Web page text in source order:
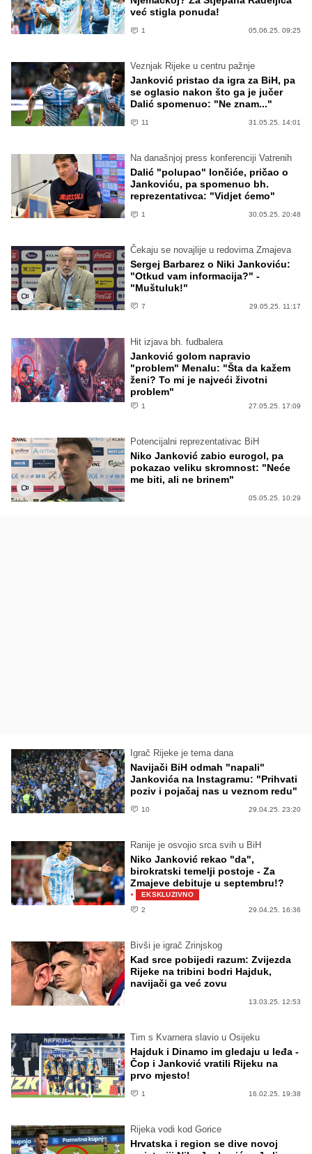
već stigla ponuda!
1 05.06.25. 09:25
Veznjak Rijeke u centru pažnje
Janković pristao da igra za BiH, pa
se oglasio nakon što ga je jučer
Dalić spomenuo: "Ne znam..."
11 31.05.25. 14:01
Na današnjoj press konferenciji Vatrenih
Dalić "polupao" lončiće, pričao o
Jankoviću, pa spomenuo bh.
reprezentativca: "Vidjet ćemo"
1 30.05.25. 20:48
Čekaju se novajlije u redovima Zmajeva
Sergej Barbarez o Niki Jankoviću:
"Otkud vam informacija?" -
"Muštuluk!"
7 29.05.25. 11:17
Hit izjava bh. fudbalera
Janković golom napravio
"problem" Menalu: "Šta da kažem
ženi? To mi je najveći životni
problem"
1 27.05.25. 17:09
Potencijalni reprezentativac BiH
Niko Janković zabio eurogol, pa
pokazao veliku skromnost: "Neće
me biti, ali ne brinem"
05.05.25. 10:29
Igrač Rijeke je tema dana
Navijači BiH odmah "napali"
Jankovića na Instagramu: "Prihvati
poziv i pojačaj nas u veznom redu"
10 29.04.25. 23:20
Ranije je osvojio srca svih u BiH
Niko Janković rekao "da",
birokratski temelji postoje - Za
Zmajeve debituje u septembru!?
·
EKSKLUZIVNO
2
29.04.25. 16:36
Bivši je igrač Zrinjskog
Kad srce pobijedi razum: Zvijezda
Rijeke na tribini bodri Hajduk,
navijači ga već zovu
13.03.25. 12:53
Tim s Kvarnera slavio u Osijeku
Hajduk i Dinamo im gledaju u leđa -
Čop i Janković vratili Rijeku na
prvo mjesto!
1 16.02.25. 19:38
Rijeka vodi kod Gorice
Hrvatska i region se dive novoj